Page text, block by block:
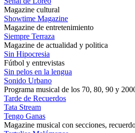
Magazine cultural
Showtime Magazine
Magazine de entretenimiento
Siempre Terraza
Magazine de actualidad y politica
Sin Hipocresia
Fútbol y entrevistas
Sin pelos en la lengua
Sonido Urbano
Programa musical de los 70, 80, 90 y
Tarde de Recuerdos
Tata Stream
Tengo Ganas
Magazine musical con secciones,